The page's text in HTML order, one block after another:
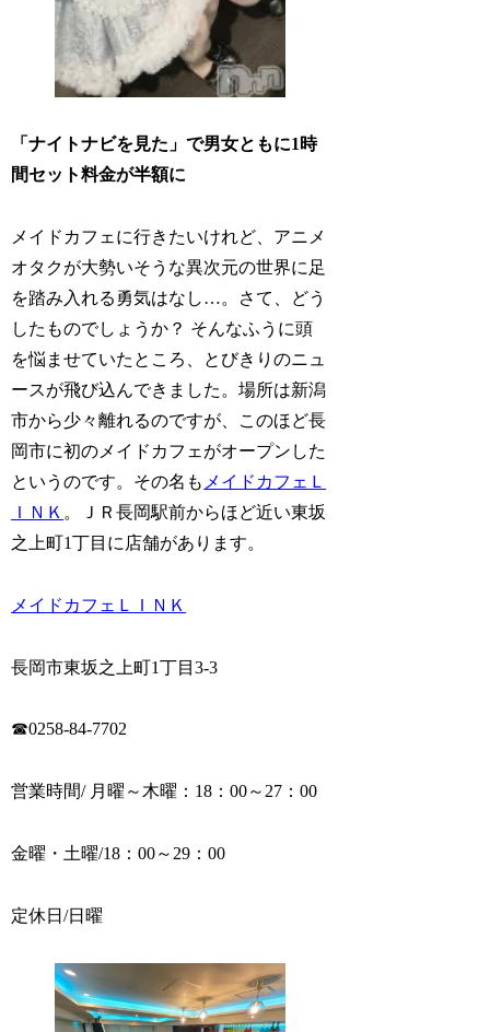
「ナイトナビを見た」で男女ともに1時
間セット料金が半額に
メイドカフェに行きたいけれど、アニメ
オタクが大勢いそうな異次元の世界に足
を踏み入れる勇気はなし…。さて、どう
したものでしょうか？ そんなふうに頭
を悩ませていたところ、とびきりのニュ
ースが飛び込んできました。場所は新潟
市から少々離れるのですが、このほど長
岡市に初のメイドカフェがオープンした
というのです。その名も メイドカフェＬ
ＩＮＫ 。ＪＲ長岡駅前からほど近い東坂
之上町1丁目に店舗があります。
メイドカフェＬＩＮＫ
長岡市東坂之上町1丁目3-3
☎0258-84-7702
営業時間/ 月曜～木曜：18：00～27：00
金曜・土曜/18：00～29：00
定休日/日曜